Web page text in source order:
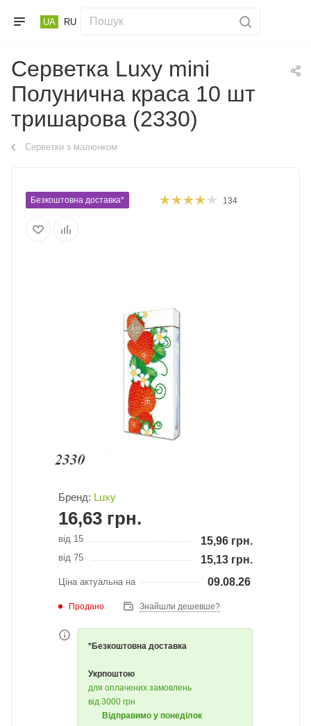
UA RU
Серветка Luxy mini
Полунична краса 10 шт
тришарова (2330)
Серветки з малюнком
Безкоштовна доставка* 134
Бренд: Luxy
16,63 грн.
від 15 15,96 грн.
від 75 15,13 грн.
Ціна актуальна на 09.08.26
Продано Знайшли дешевше?
*Безкоштовна доставка
Укрпоштою
для оплачених замовлень
від 3000 грн
Відправимо у понеділок